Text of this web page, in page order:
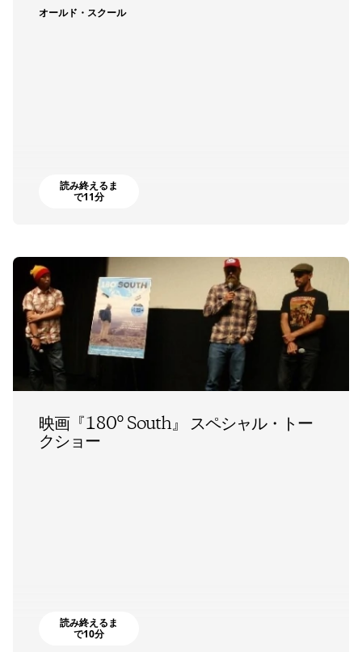
オールド・スクール
読み終えるま
で11分
映画『180° South』 スペシャル・トー
クショー
読み終えるま
で10分